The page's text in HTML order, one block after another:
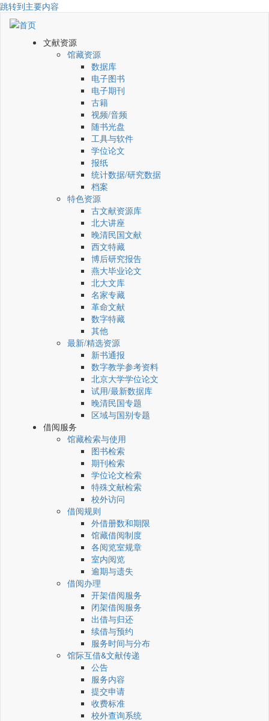
跳转到主要内容
文献资源
馆藏资源
数据库
电子图书
电子期刊
古籍
视频/音频
随书光盘
工具与软件
学位论文
报纸
统计数据/研究数据
档案
特色资源
古文献资源库
北大讲座
晚清民国文献
西文特藏
博后研究报告
燕大毕业论文
北大文库
名家专藏
革命文献
数字特藏
其他
最新/精选资源
新书通报
数字教学参考资料
北京大学学位论文
试用/最新数据库
晚清民国专题
区域与国别专题
借阅服务
馆藏检索与使用
图书检索
期刊检索
学位论文检索
特殊文献检索
校外访问
借阅规则
外借册数和期限
馆藏借阅制度
各阅览室规章
室内阅览
逾期与遗失
借阅办理
开架借阅服务
闭架借阅服务
出借与归还
续借与预约
服务时间与分布
馆际互借&文献传递
公告
服务内容
提交申请
收费标准
校外查询系统